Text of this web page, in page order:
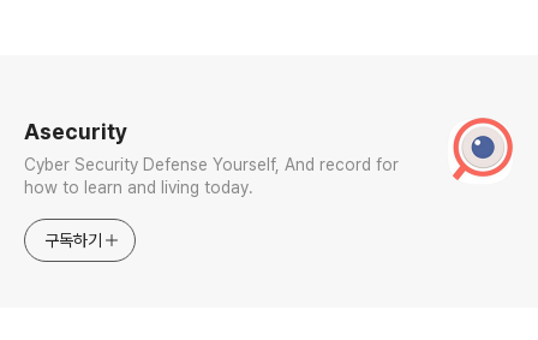
Asecurity
Cyber Security Defense Yourself, And record for
how to learn and living today.
구독하기